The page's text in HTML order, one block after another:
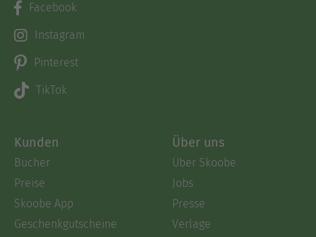
Facebook
Instagram
Pinterest
TikTok
Kunden
Bücher
Preise
Skoobe App
Geschenkgutscheine
Über uns
Über Skoobe
Jobs
Presse
Verlage